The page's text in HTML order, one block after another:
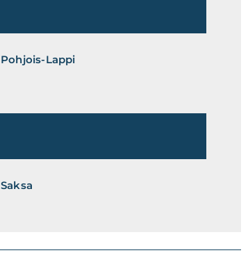
Pohjois-Lappi
Saksa